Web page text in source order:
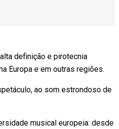
definição e pirotecnia
Europa e em outras regiões.
ao som estrondoso de
musical europeia: desde